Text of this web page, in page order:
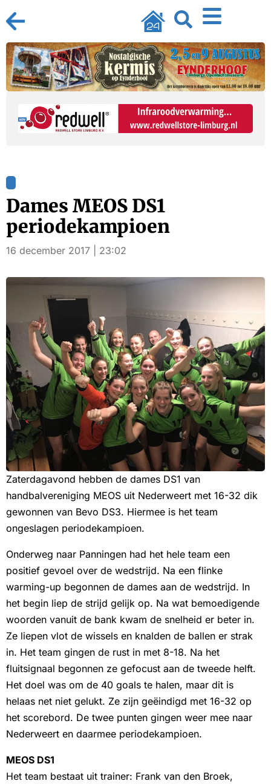
Dames MEOS DS1
periodekampioen
16 december 2017 | 23:02
Zaterdagavond hebben de dames DS1 van
handbalvereniging MEOS uit Nederweert met 16-32 dik
gewonnen van Bevo DS3. Hiermee is het team
ongeslagen periodekampioen.
Onderweg naar Panningen had het hele team een
positief gevoel over de wedstrijd. Na een flinke
warming-up begonnen de dames aan de wedstrijd. In
het begin liep de strijd gelijk op. Na wat bemoedigende
woorden vanuit de bank kwam de snelheid er beter in.
Ze liepen vlot de wissels en knalden de ballen er strak
in. Het team gingen de rust in met 8-18. Na het
fluitsignaal begonnen ze gefocust aan de tweede helft.
Het doel was om de 40 goals te halen, maar dit is
helaas net niet gelukt. Ze zijn geëindigd met 16-32 op
het scorebord. De twee punten gingen weer mee naar
Nederweert en daarmee periodekampioen.
MEOS DS1
Het team bestaat uit trainer: Frank van den Broek,